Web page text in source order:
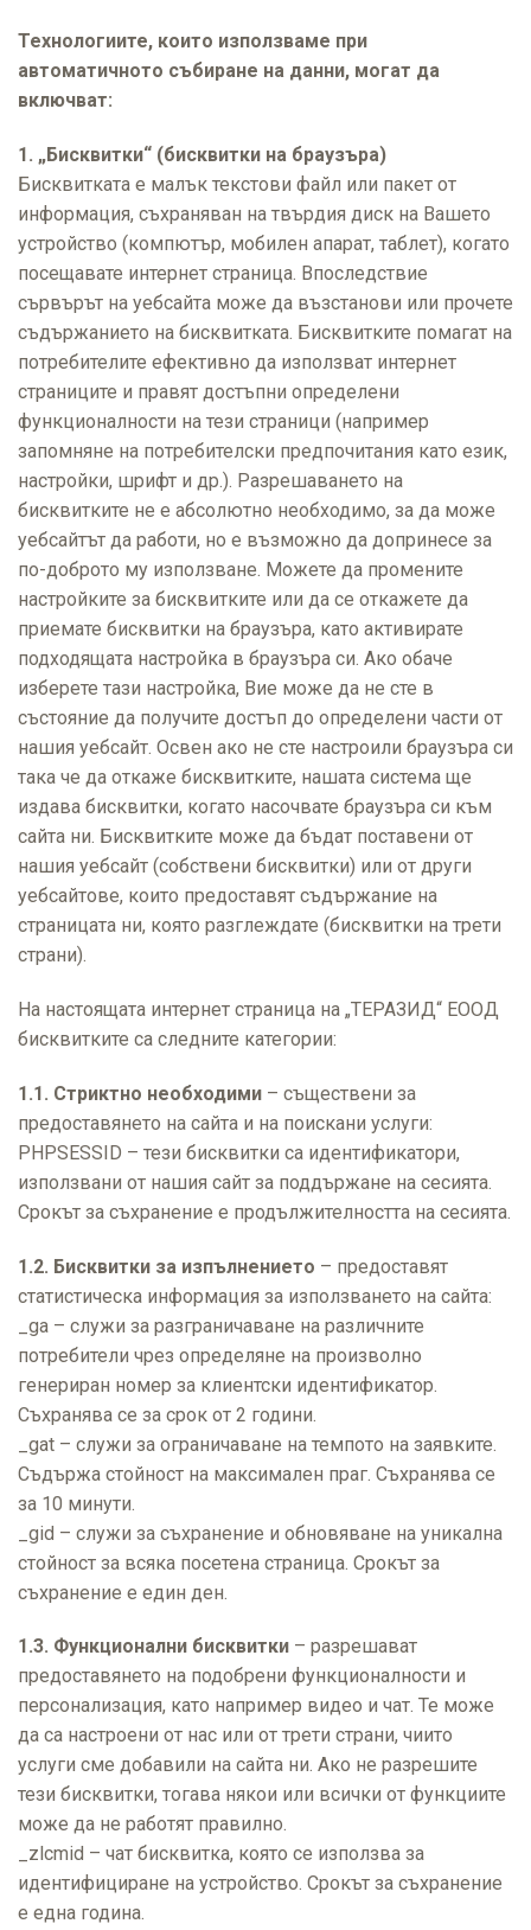
Технологиите, които използваме при
автоматичното събиране на данни, могат да
включват:
1. „Бисквитки“ (бисквитки на браузъра)
Бисквитката е малък текстови файл или пакет от
информация, съхраняван на твърдия диск на Вашето
устройство (компютър, мобилен апарат, таблет), когато
посещавате интернет страница. Впоследствие
сървърът на уебсайта може да възстанови или прочете
съдържанието на бисквитката. Бисквитките помагат на
потребителите ефективно да използват интернет
страниците и правят достъпни определени
функционалности на тези страници (например
запомняне на потребителски предпочитания като език,
настройки, шрифт и др.). Разрешаването на
бисквитките не е абсолютно необходимо, за да може
уебсайтът да работи, но е възможно да допринесе за
по-доброто му използване. Можете да промените
настройките за бисквитките или да се откажете да
приемате бисквитки на браузъра, като активирате
подходящата настройка в браузъра си. Ако обаче
изберете тази настройка, Вие може да не сте в
състояние да получите достъп до определени части от
нашия уебсайт. Освен ако не сте настроили браузъра си
така че да откаже бисквитките, нашата система ще
издава бисквитки, когато насочвате браузъра си към
сайта ни. Бисквитките може да бъдат поставени от
нашия уебсайт (собствени бисквитки) или от други
уебсайтове, които предоставят съдържание на
страницата ни, която разглеждате (бисквитки на трети
страни).
На настоящата интернет страница на „ТЕРАЗИД“ ЕООД
бисквитките са следните категории:
1.1. Стриктно необходими – съществени за
предоставянето на сайта и на поискани услуги:
PHPSESSID – тези бисквитки са идентификатори,
използвани от нашия сайт за поддържане на сесията.
Срокът за съхранение е продължителността на сесията.
1.2. Бисквитки за изпълнението – предоставят
статистическа информация за използването на сайта:
_ga – служи за разграничаване на различните
потребители чрез определяне на произволно
генериран номер за клиентски идентификатор.
Съхранява се за срок от 2 години.
_gat – служи за ограничаване на темпото на заявките.
Съдържа стойност на максимален праг. Съхранява се
за 10 минути.
_gid – служи за съхранение и обновяване на уникална
стойност за всяка посетена страница. Срокът за
съхранение е един ден.
1.3. Функционални бисквитки – разрешават
предоставянето на подобрени функционалности и
персонализация, като например видео и чат. Те може
да са настроени от нас или от трети страни, чиито
услуги сме добавили на сайта ни. Ако не разрешите
тези бисквитки, тогава някои или всички от функциите
може да не работят правилно.
_zlcmid – чат бисквитка, която се използва за
идентифициране на устройство. Срокът за съхранение
е една година.